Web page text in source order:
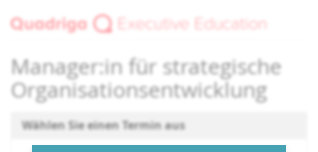
Haupt-
Manager:in für strategische
Organisationsentwicklung
Wählen Sie einen Termin aus